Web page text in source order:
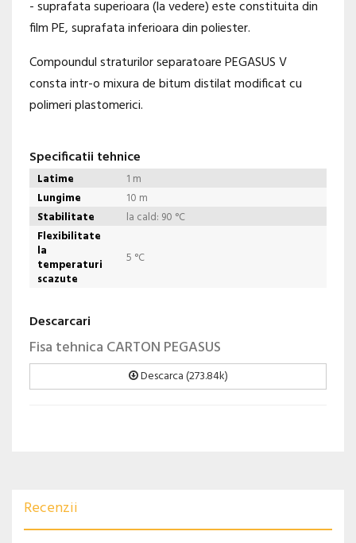
- suprafata superioara (la vedere) este constituita din
film PE, suprafata inferioara din poliester.
Compoundul straturilor separatoare PEGASUS V
consta intr-o mixura de bitum distilat modificat cu
polimeri plastomerici.
Specificatii tehnice
Latime
1 m
Lungime
10 m
Stabilitate
la cald: 90 °C
Flexibilitate
la
temperaturi
scazute
5 °C
Descarcari
Fisa tehnica CARTON PEGASUS
Descarca (273.84k)
Recenzii